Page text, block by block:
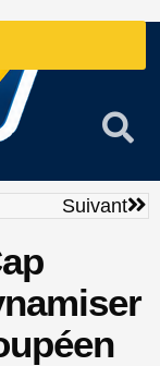
Suivant